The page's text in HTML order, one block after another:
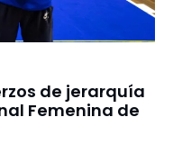
de jerarquía
Femenina de